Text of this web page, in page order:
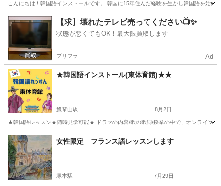
こんにちは！韓国語インストールです。 韓国に15年住んだ経験を生かし韓国語を始
大阪 東大阪市 瓢箪山駅 韓国語 インストール
【求】壊れたテレビ売ってください📺✨
状態が悪くてもOK！最大限買取します
プリフラ Ad
★韓国語インストール(東体育館)★★
瓢箪山駅 8月2日
★韓国語レッスン★随時見学可能★ ドラマの内容/歌の歌詞/授業の中で、オンラインで
大阪 東大阪市 瓢箪山駅 その他語学 インストール
女性限定 フランス語レッスンします
塚本駅 7月29日